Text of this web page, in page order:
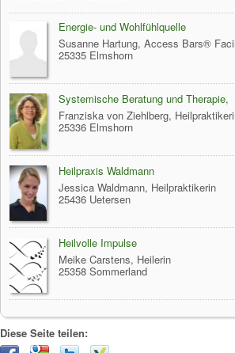
Energie- und Wohlfühlquelle
Susanne Hartung, Access Bars®
25335 Elmshorn
Systemische Beratung und Therapie,
Franziska von Ziehlberg,
25336 Elmshorn
Heilpraxis Waldmann
Jessica Waldmann, Heilpraktikerin
25436 Uetersen
Heilvolle Impulse
Meike Carstens, Heilerin
25358 Sommerland
Diese Seite teilen: